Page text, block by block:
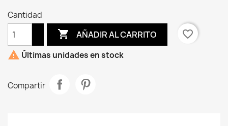
Cantidad
 AÑADIR AL CARRITO
favorite_border
 Últimas unidades en stock
Compartir